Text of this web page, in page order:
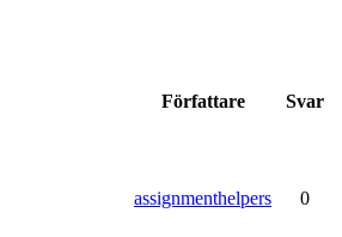
Författare Svar
assignmenthelpers 0